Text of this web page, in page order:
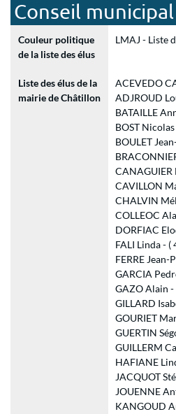
Conseil
Couleur politique
de la liste des élus
LMAJ - Liste
Liste des élus de la
mairie de Châtillon
ACEVEDO
ADJROUD
BATAILLE
BOST
BOULET
CANAGUIER
CAVILLON
CHALVIN
COLLEOC
DORFIAC
FALI Linda - (
FERRE Jean-
GARCIA
GAZO Alain -
GILLARD
GOURIET
GUERTIN
GUILLERM
HAFIANE
JACQUOT
JOUENNE
KANGOUD